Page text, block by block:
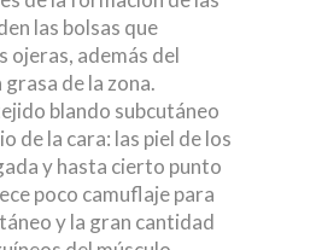
las bolsas que
ojeras, además del
de la zona.
blando subcutáneo
de la cara: las piel de los
y hasta cierto punto
poco camuflaje para
y la gran cantidad